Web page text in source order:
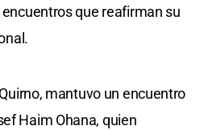
que reafirman su
mantuvo un encuentro
Haim Ohana, quien